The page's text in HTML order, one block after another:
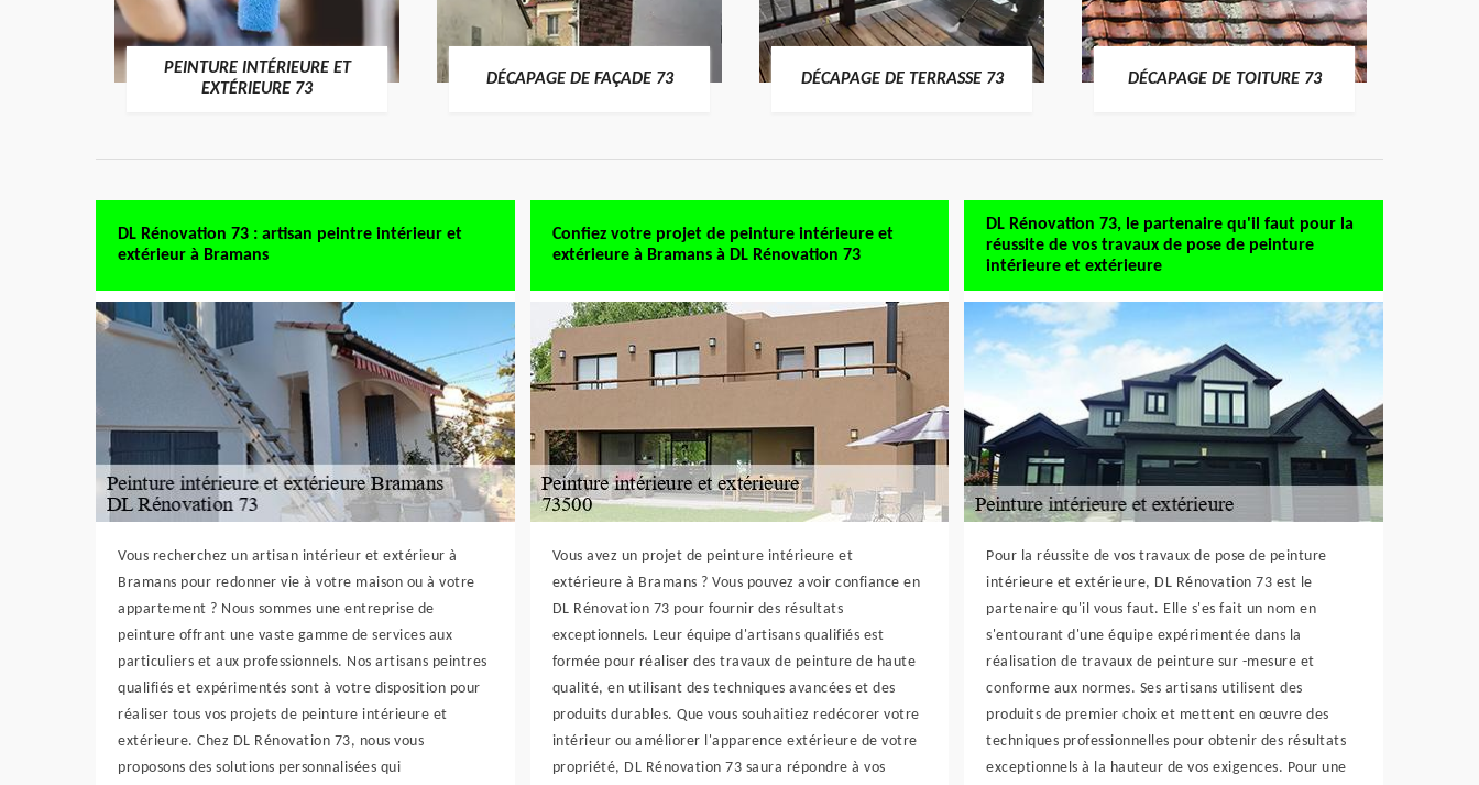
PEINTURE INTÉRIEURE ET
EXTÉRIEURE 73
DÉCAPAGE DE FAÇADE 73 DÉCAPAGE DE TERRASSE 73 DÉCAPAGE DE TOITURE 73
DL Rénovation 73 : artisan peintre intérieur et
extérieur à Bramans
Vous recherchez un artisan intérieur et extérieur à
Bramans pour redonner vie à votre maison ou à votre
appartement ? Nous sommes une entreprise de
peinture offrant une vaste gamme de services aux
particuliers et aux professionnels. Nos artisans peintres
qualifiés et expérimentés sont à votre disposition pour
réaliser tous vos projets de peinture intérieure et
extérieure. Chez DL Rénovation 73, nous vous
proposons des solutions personnalisées qui
Confiez votre projet de peinture intérieure et
extérieure à Bramans à DL Rénovation 73
Vous avez un projet de peinture intérieure et
extérieure à Bramans ? Vous pouvez avoir confiance en
DL Rénovation 73 pour fournir des résultats
exceptionnels. Leur équipe d'artisans qualifiés est
formée pour réaliser des travaux de peinture de haute
qualité, en utilisant des techniques avancées et des
produits durables. Que vous souhaitiez redécorer votre
intérieur ou améliorer l'apparence extérieure de votre
propriété, DL Rénovation 73 saura répondre à vos
DL Rénovation 73, le partenaire qu'il faut pour la
réussite de vos travaux de pose de peinture
intérieure et extérieure
Pour la réussite de vos travaux de pose de peinture
intérieure et extérieure, DL Rénovation 73 est le
partenaire qu'il vous faut. Elle s'es fait un nom en
s'entourant d'une équipe expérimentée dans la
réalisation de travaux de peinture sur -mesure et
conforme aux normes. Ses artisans utilisent des
produits de premier choix et mettent en œuvre des
techniques professionnelles pour obtenir des résultats
exceptionnels à la hauteur de vos exigences. Pour une